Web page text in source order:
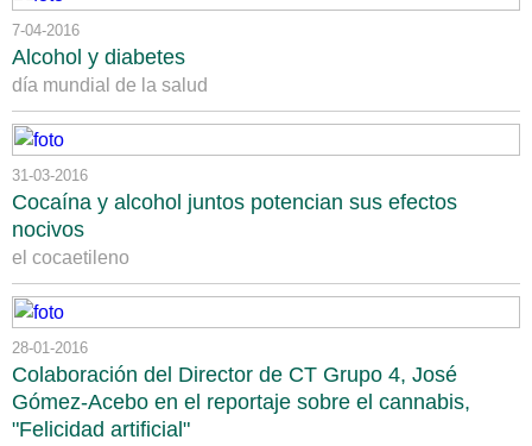
7-04-2016
Alcohol y diabetes
día mundial de la salud
31-03-2016
Cocaína y alcohol juntos potencian sus efectos
nocivos
el cocaetileno
28-01-2016
Colaboración del Director de CT Grupo 4, José
Gómez-Acebo en el reportaje sobre el cannabis,
"Felicidad artificial"